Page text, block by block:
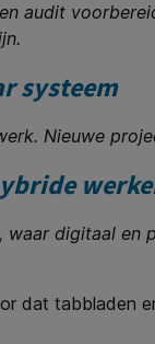
audit
systeem
Nieuwe
digitaal en
dat tabbladen